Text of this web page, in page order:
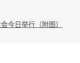
今日举行（附图）